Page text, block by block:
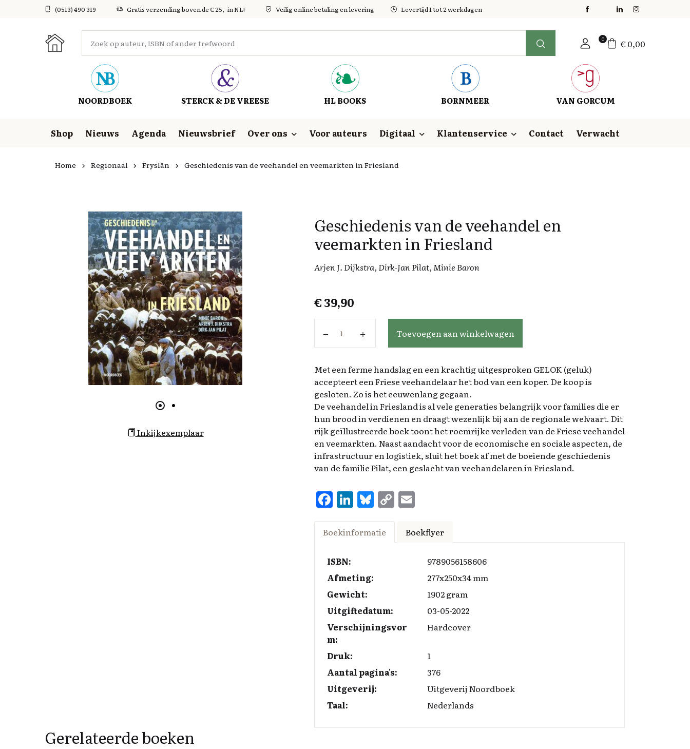
(0513) 490 319 Gratis verzending boven de € 25,- in NL! Veilig online betaling en levering Levertijd 1 tot 2 werkdagen
0 €0,00
NOORDBOEK STERCK & DE VREESE HL BOOKS BORNMEER VAN GORCUM
Shop Nieuws Agenda Nieuwsbrief Over ons Voor auteurs Digitaal Klantenservice Contact Verwacht
Home Regionaal Fryslân Geschiedenis van de veehandel en veemarkten in Friesland
Inkijkexemplaar
Geschiedenis van de veehandel en
veemarkten in Friesland
Arjen J. Dijkstra, Dirk-Jan Pilat, Minie Baron
€39,90
Toevoegen aan winkelwagen
Met een ferme handslag en een krachtig uitgesproken GELOK (geluk)
accepteert een Friese veehandelaar het bod van een koper. De koop is
gesloten. Zo is het eeuwenlang gegaan.
De veehandel in Friesland is al vele generaties belangrijk voor families die er
hun brood in verdienen en draagt wezenlijk bij aan de regionale welvaart. Dit
rijk geïllustreerde boek toont het roemrijke verleden van de Friese veehandel
en veemarkten. Naast aandacht voor de economische en sociale aspecten, de
infrastructuur en logistiek, sluit het boek af met de boeiende geschiedenis
van de familie Pilat, een geslacht van veehandelaren in Friesland.
F
a
ce
o
o
k
Li
n
k
I
n
Bl
u
es
C
o
y
ai
Boekinformatie Boekflyer
ISBN:
9789056158606
Afmeting:
277x250x34 mm
Gewicht:
1902 gram
Uitgiftedatum:
03-05-2022
Verschijningsvor
m:
Hardcover
Druk:
1
Aantal pagina's:
376
Uitgeverij:
Uitgeverij Noordboek
Taal:
Nederlands
Gerelateerde boeken